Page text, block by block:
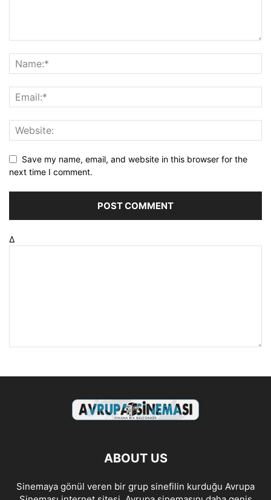
Save my name, email, and website in this browser for the
next time I comment.
Δ
ABOUT US
Sinemaya gönül veren bir grup sinefilin kurduğu Avrupa